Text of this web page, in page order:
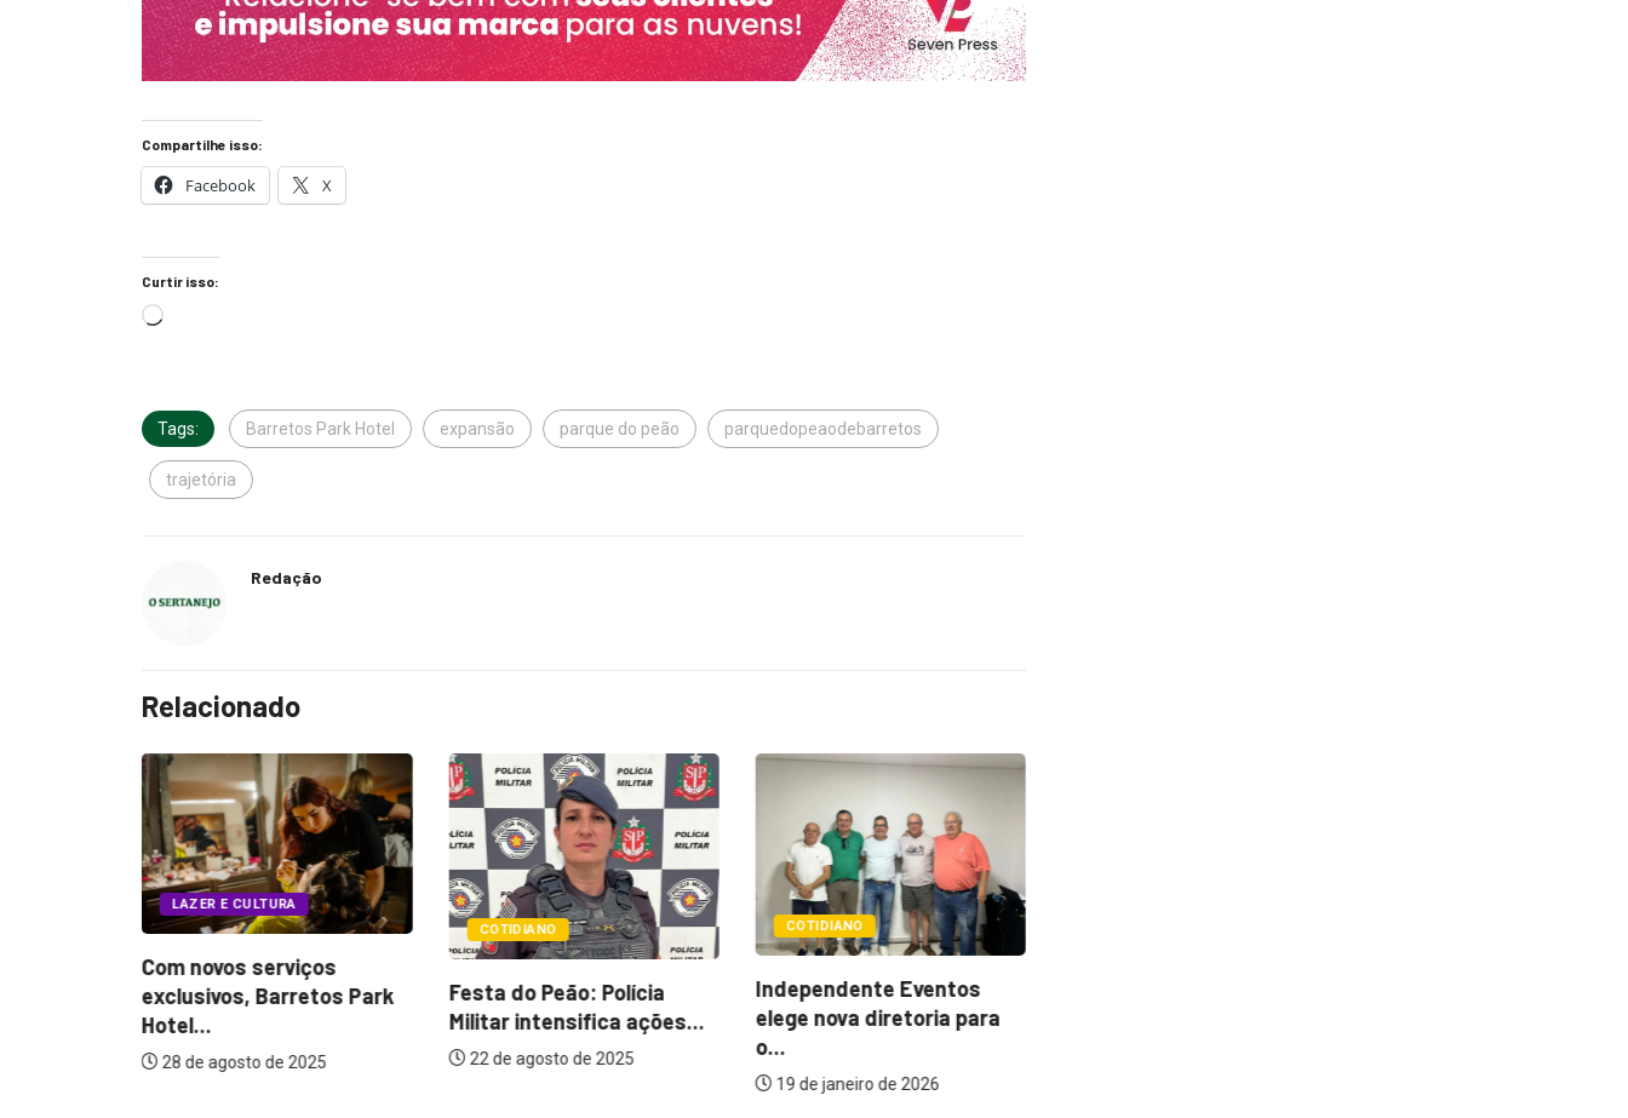
Compartilhe isso:
Facebook X
Curtir isso:
Tags: Barretos Park Hotel expansão parque do peão parquedopeaodebarretos
trajetória
Redação
Relacionado
LAZER E CULTURA
Com novos serviços
exclusivos, Barretos Park
Hotel...
28 de agosto de 2025
COTIDIANO
Festa do Peão: Polícia
Militar intensifica ações...
22 de agosto de 2025
COTIDIANO
Independente Eventos
elege nova diretoria para
o...
19 de janeiro de 2026